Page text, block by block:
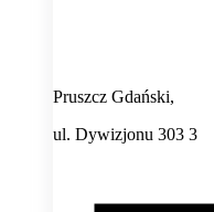
Pruszcz Gdański,
ul. Dywizjonu 303 3